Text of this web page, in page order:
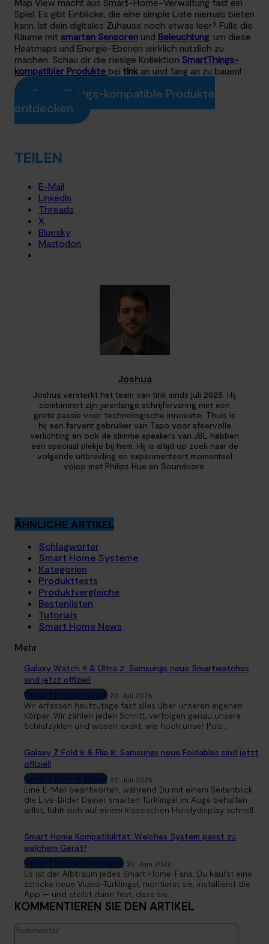
Spiel. Es gibt Einblicke, die eine simple Liste niemals bieten
kann. Ist dein digitales Zuhause noch etwas leer? Fülle die
Räume mit smarten Sensoren und Beleuchtung , um diese
Heatmaps und Energie-Ebenen wirklich nützlich zu
machen. Schau dir die riesige Kollektion SmartThings-
kompatibler Produkte bei tink an und fang an zu bauen!
SmartThings-kompatible Produkte
entdecken
TEILEN
E-Mail
LinkedIn
Threads
X
Bluesky
Mastodon
Joshua
Joshua versterkt het team van tink sinds juli 2025. Hij
combineert zijn jarenlange schrijfervaring met een
grote passie voor technologische innovatie. Thuis is
hij een fervent gebruiker van Tapo voor sfeervolle
verlichting en ook de slimme speakers van JBL hebben
een speciaal plekje bij hem. Hij is altijd op zoek naar de
volgende uitbreiding en experimenteert momenteel
volop met Philips Hue en Soundcore.
ÄHNLICHE ARTIKEL
Schlagwörter
Smart Home Systeme
Kategorien
Produkttests
Produktvergleiche
Bestenlisten
Tutorials
Smart Home News
Mehr
Galaxy Watch 9 & Ultra 2: Samsungs neue Smartwatches
sind jetzt offiziell
Smart Home News 22. Juli 2026
Wir erfassen heutzutage fast alles über unseren eigenen
Körper. Wir zählen jeden Schritt, verfolgen genau unsere
Schlafzyklen und wissen exakt, wie hoch unser Puls...
Galaxy Z Fold 8 & Flip 8: Samsungs neue Foldables sind jetzt
offiziell
Smart Home News 22. Juli 2026
Eine E-Mail beantworten, während Du mit einem Seitenblick
die Live-Bilder Deiner smarten Türklingel im Auge behalten
willst, fühlt sich auf einem klassischen Handydisplay schnell...
Smart Home Kompatibilität: Welches System passt zu
welchem Gerät?
Smart Home Systeme 30. Juni 2026
Es ist der Albtraum jedes Smart-Home-Fans. Du kaufst eine
schicke neue Video-Türklingel, montierst sie, installierst die
App — und stellst dann fest, dass sie...
KOMMENTIEREN SIE DEN ARTIKEL